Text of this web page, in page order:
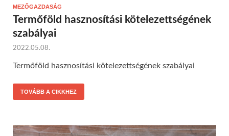
MEZŐGAZDASÁG
Termőföld hasznosítási kötelezettségének
szabályai
2022.05.08.
Termőföld hasznosítási kötelezettségének szabályai
TOVÁBB A CIKKHEZ